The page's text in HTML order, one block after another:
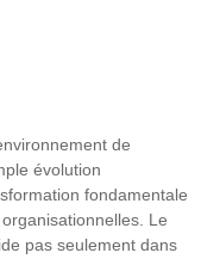
de
évolution
fondamentale
Le
pas seulement dans